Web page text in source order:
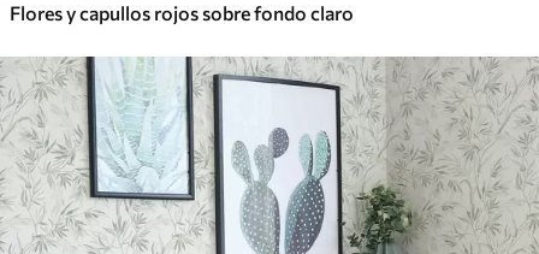
Flores y capullos rojos sobre fondo claro